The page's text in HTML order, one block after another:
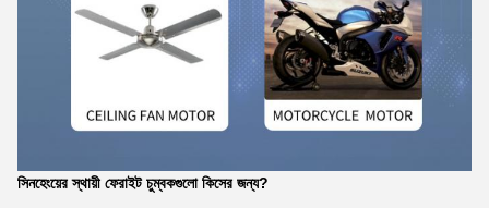
সিনহেংয়ের স্থায়ী ফেরাইট চুম্বকগুলো কিসের জন্য?